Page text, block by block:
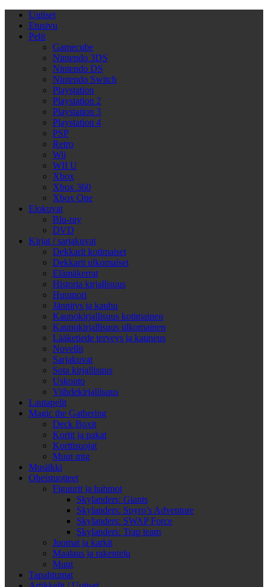
Uutiset
Etusivu
Pelit
Gamecube
Nintendo 3DS
Nintendo DS
Nintendo Switch
Playstation
Playstation 2
Playstation 3
Playstation 4
PSP
Retro
Wii
WII U
Xbox
Xbox 360
Xbox One
Elokuvat
Blu-ray
DVD
Kirjat / sarjakuvat
Dekkarit kotimaiset
Dekkarit ulkomaiset
Elämäkerrat
Historia kirjallisuus
Huumori
Jännitys ja kauhu
Kaunokirjallisuus kotimainen
Kaunokirjallisuus ulkomainen
Lääketiede terveys ja kauneus
Novellit
Sarjakuvat
Sota kirjallisuus
Uskonto
Viihdekirjallisuus
Lautapelit
Magic the Gathering
Deck Boxit
Kortit ja pakat
Korttisuojat
Muut mtg
Musiikki
Oheistuotteet
Figuurit ja hahmot
Skylanders: Giants
Skylanders: Spyro’s Adventure
Skylanders: SWAP Force
Skylanders: Trap team
Juomat ja karkit
Maalaus ja rakentelu
Muut
Tapahtumat